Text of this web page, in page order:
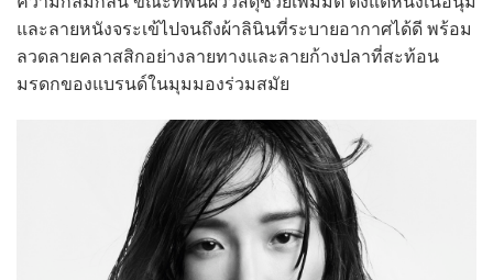
และลายหนังจระเข้ไปจนถึงผ้าลินินที่ระบายอากาศได้ดี พร้อม
ลวดลายคลาสสิกอย่างลายทางและลายก้างปลาที่สะท้อน
มรดกของแบรนด์ในมุมมองร่วมสมัย